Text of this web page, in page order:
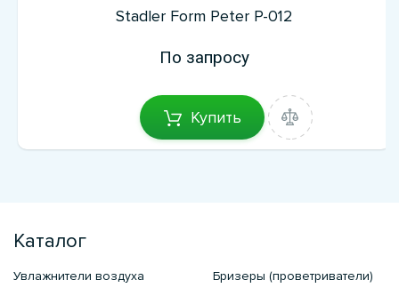
Stadler Form Peter P-012
По запросу
Купить
Каталог
Увлажнители воздуха
Бризеры (проветриватели)